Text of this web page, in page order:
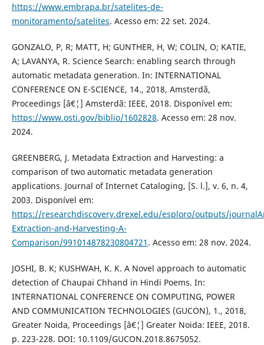
https://www.embrapa.br/satelites-de-
monitoramento/satelites. Acesso em: 22 set. 2024.
GONZALO, P, R; MATT, H; GUNTHER, H, W; COLIN, O; KATIE,
A; LAVANYA, R. Science Search: enabling search through
automatic metadata generation. In: INTERNATIONAL
CONFERENCE ON E-SCIENCE, 14., 2018, Amsterdã,
Proceedings [â€¦] Amsterdã: IEEE, 2018. Disponível em:
https://www.osti.gov/biblio/1602828. Acesso em: 28 nov.
2024.
GREENBERG, J. Metadata Extraction and Harvesting: a
comparison of two automatic metadata generation
applications. Journal of Internet Cataloging, [S. l.], v. 6, n. 4,
2003. Disponível em:
https://researchdiscovery.drexel.edu/esploro/outputs/
Extraction-and-Harvesting-A-
Comparison/991014878230804721 . Acesso em: 28 nov. 2024.
JOSHI, B. K; KUSHWAH, K. K. A Novel approach to automatic
detection of Chaupai Chhand in Hindi Poems. In:
INTERNATIONAL CONFERENCE ON COMPUTING, POWER
AND COMMUNICATION TECHNOLOGIES (GUCON), 1., 2018,
Greater Noida, Proceedings [â€¦] Greater Noida: IEEE, 2018.
p. 223-228. DOI: 10.1109/GUCON.2018.8675052.